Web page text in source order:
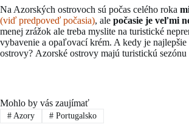
Na Azorských ostrovoch sú počas celého roka
(viď predpoveď počasia), ale počasie je veľmi
menej zrážok ale treba myslite na turistické
vybavenie a opaľovací krém. A kedy je
ostrovy? Azorské ostrovy majú turistickú
Mohlo by vás zaujímať
#Azory #Portugalsko